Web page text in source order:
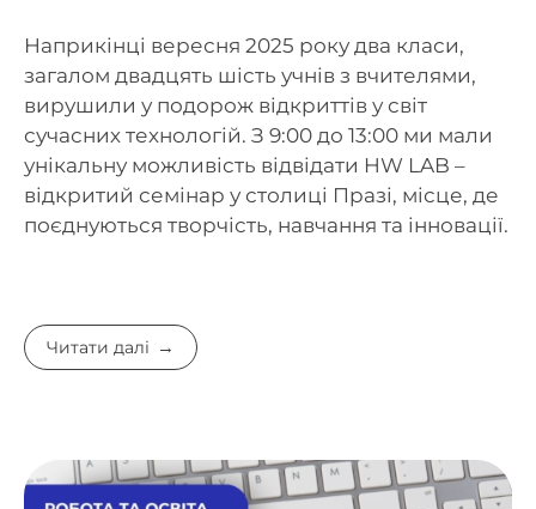
Наприкінці вересня 2025 року два класи,
загалом двадцять шість учнів з вчителями,
вирушили у подорож відкриттів у світ
сучасних технологій. З 9:00 до 13:00 ми мали
унікальну можливість відвідати HW LAB –
відкритий семінар у столиці Празі, місце, де
поєднуються творчість, навчання та інновації.
Читати далі